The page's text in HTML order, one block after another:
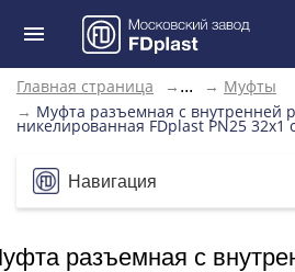
Главная страница → ... → Муфты
→ Муфта разъемная с внутренней
никелированная FDplast PN25 32х1
Навигация
разъемная с